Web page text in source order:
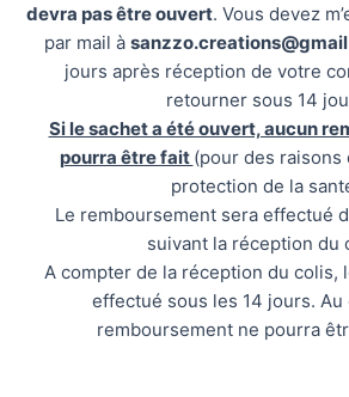
devra pas être ouvert. Vous devez
par mail à
jours après réception de votre
retourner sous 14
Si le sachet a été ouvert, aucun
pourra être fait (pour des raisons
protection de la
Le remboursement sera effectué
suivant la réception du
A compter de la réception du colis,
effectué sous les 14 jours. Au
remboursement ne pourra